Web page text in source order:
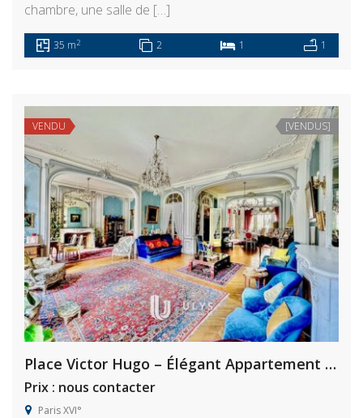
chambre, une salle de […]
35 m2 2 1 1
VENDU [VENDUS]
Place Victor Hugo – Élégant Appartement 7/8 Pièces, à Rénover
Prix : nous contacter
Paris XVI°